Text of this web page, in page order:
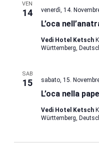
VEN
14
L’oca
venerdì, 14.
Vedi Hotel Ketsch
Württemberg,
SAB
15
L’oca nella
sabato, 15.
Vedi Hotel Ketsch
Württemberg,